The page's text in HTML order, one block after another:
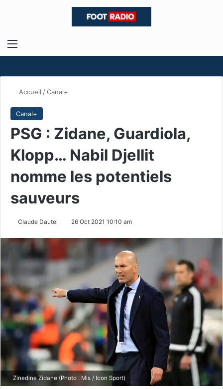
Menu
Accueil /Canal+
Canal+
PSG : Zidane, Guardiola,
Klopp… Nabil Djellit
nomme les potentiels
sauveurs
Claude Dautel 26 Oct 2021 10:10 am
Zinedine Zidane (Photo : Mis / Icon Sport)